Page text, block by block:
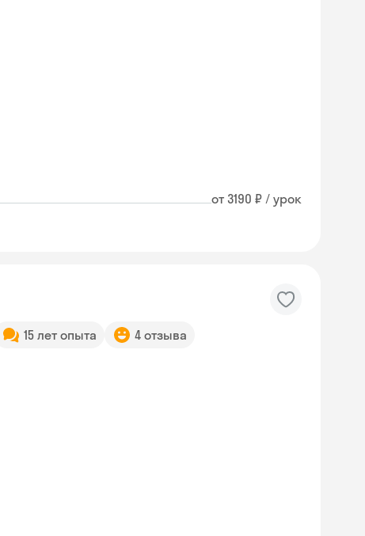
от 3190 ₽ / урок
15 лет опыта 4 отзыва